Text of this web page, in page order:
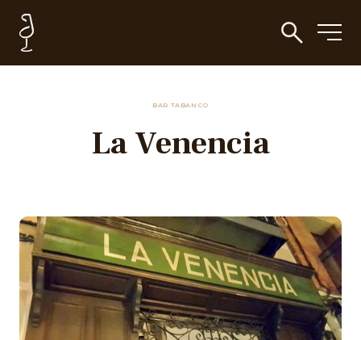
BAR TABANCO
La Venencia